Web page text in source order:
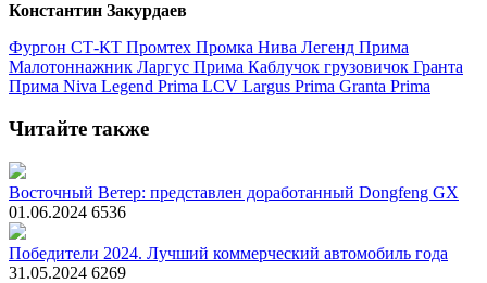
Константин Закурдаев
Фургон СТ-КТ Промтех Промка Нива Легенд Прима
Малотоннажник Ларгус Прима Каблучок грузовичок Гранта
Прима Niva Legend Prima LCV Largus Prima Granta Prima
Читайте также
Восточный Ветер: представлен доработанный Dongfeng GX
01.06.2024 6536
Победители 2024. Лучший коммерческий автомобиль года
31.05.2024 6269